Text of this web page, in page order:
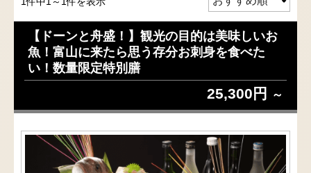
【ドーンと舟盛！】観光の目的は美味しいお
魚！富山に来たら思う存分お刺身を食べた
い！数量限定特別膳
25,300円 ～